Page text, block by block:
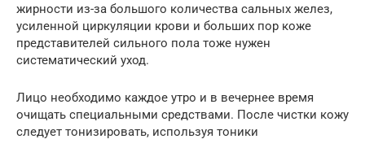
жирности из-за большого количества сальных желез,
усиленной циркуляции крови и больших пор коже
представителей сильного пола тоже нужен
систематический уход.
Лицо необходимо каждое утро и в вечернее время
очищать специальными средствами. После чистки кожу
следует тонизировать, используя тоники